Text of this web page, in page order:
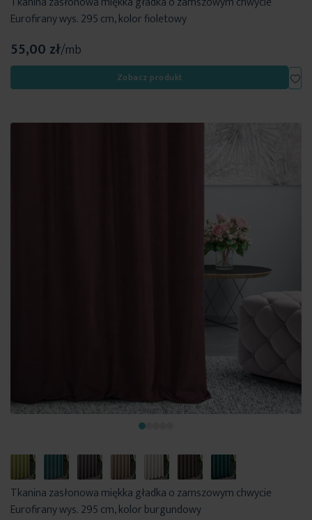
Eurofirany wys. 295 cm, kolor fioletowy
55,00 zł/mb
Zobacz produkt
Tkanina zasłonowa miękka gładka o zamszowym chwycie
Eurofirany wys. 295 cm, kolor burgundowy